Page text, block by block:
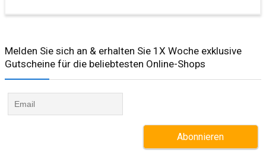
Melden Sie sich an & erhalten Sie 1X Woche exklusive
Gutscheine für die beliebtesten Online-Shops​